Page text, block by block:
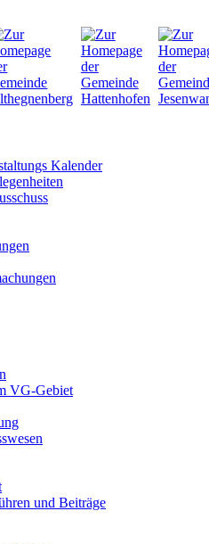
Kalender
VG-Gebiet
und Beiträge